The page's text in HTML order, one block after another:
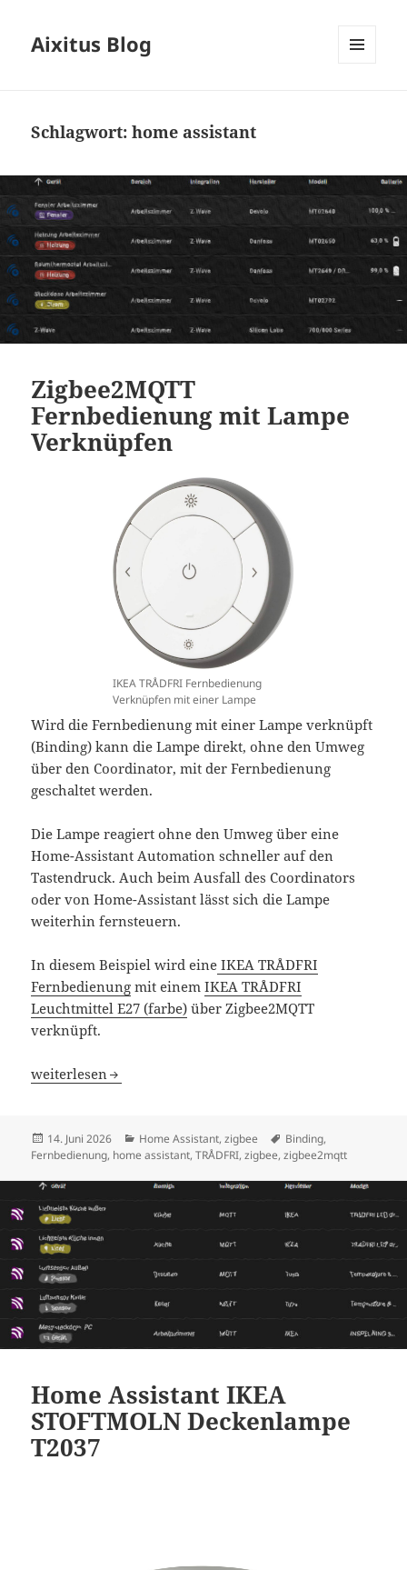
Aixitus Blog
Schlagwort:home assistant
Zigbee2MQTT
Fernbedienung mit Lampe
Verknüpfen
IKEA TRÅDFRI Fernbedienung
Verknüpfen mit einer Lampe
Wird die Fernbedienung mit einer Lampe verknüpft
(Binding) kann die Lampe direkt, ohne den Umweg
über den Coordinator, mit der Fernbedienung
geschaltet werden.
Die Lampe reagiert ohne den Umweg über eine
Home-Assistant Automation schneller auf den
Tastendruck. Auch beim Ausfall des Coordinators
oder von Home-Assistant lässt sich die Lampe
weiterhin fernsteuern.
In diesem Beispiel wird eine IKEA TRÅDFRI
Fernbedienung mit einemIKEA TRÅDFRI
Leuchtmittel E27 (farbe) über Zigbee2MQTT
verknüpft.
Zigbee2MQTT Fernbedienung mit Lampe Verknüpfen
weiterlesen
Veröffentlicht
am
14. Juni 2026 Kategorien
Home Assistant,zigbee Schlagwörter
Binding,
Fernbedienung, home assistant,TRÅDFRI,zigbee,zigbee2mqtt
Home Assistant IKEA
STOFTMOLN Deckenlampe
T2037